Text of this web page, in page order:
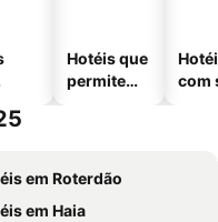
Hotéis que
permitem
com
em Roterdão
em Haia